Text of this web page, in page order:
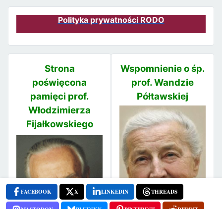
FACEBOOK X LINKEDIN THREADS
Polityka prywatności RODO
Strona
poświęcona
pamięci prof.
Włodzimierza
Fijałkowskiego
Wspomnienie o śp.
prof. Wandzie
Półtawskiej